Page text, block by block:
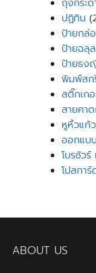
ถุงกระด
ปฏิทิน
ป้ายกล่
ป้ายฉลุ
ป้ายธง
พิมพ์สก
สติ๊กเก
สายคา
หูหิ้วแก้
ออกแบ
โบรชัว
โปสกา
ABOUT US